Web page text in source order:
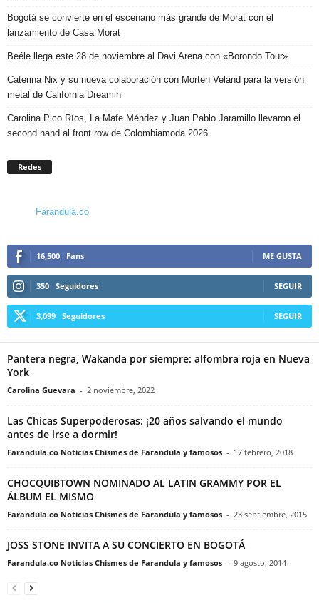
Bogotá se convierte en el escenario más grande de Morat con el
lanzamiento de Casa Morat
Beéle llega este 28 de noviembre al Davi Arena con «Borondo Tour»
Caterina Nix y su nueva colaboración con Morten Veland para la versión
metal de California Dreamin
Carolina Pico Ríos, La Mafe Méndez y Juan Pablo Jaramillo llevaron el
second hand al front row de Colombiamoda 2026
Redes
Farandula.co
16,500 Fans ME GUSTA
350 Seguidores SEGUIR
3,099 Seguidores SEGUIR
Pantera negra, Wakanda por siempre: alfombra roja en Nueva
York
Carolina Guevara - 2 noviembre, 2022
Las Chicas Superpoderosas: ¡20 años salvando el mundo
antes de irse a dormir!
Farandula.co Noticias Chismes de Farandula y famosos - 17 febrero, 2018
CHOCQUIBTOWN NOMINADO AL LATIN GRAMMY POR EL
ÁLBUM EL MISMO
Farandula.co Noticias Chismes de Farandula y famosos - 23 septiembre, 2015
JOSS STONE INVITA A SU CONCIERTO EN BOGOTÁ
Farandula.co Noticias Chismes de Farandula y famosos - 9 agosto, 2014